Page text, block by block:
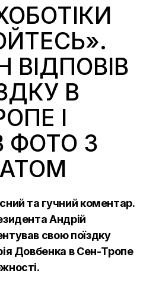
ВІДПОВІВ
В
І
ФОТО З
та гучний коментар.
Андрій
свою поїздку
Довбенка в Сен-Тропе